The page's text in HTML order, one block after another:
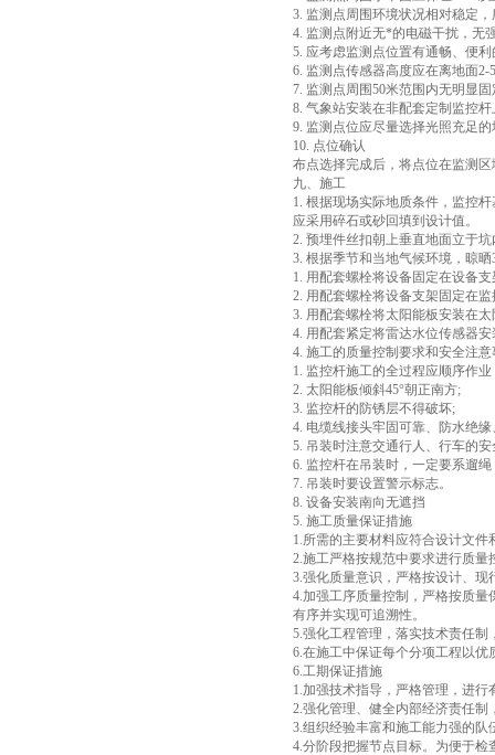
3. 监测点周围环境状况相对稳定
4. 监测点附近无*的电磁干扰，无
5. 应考虑监测点位置有通畅、便
6. 监测点传感器高度应在离地面2-
7. 监测点周围50米范围内无明显
8. 气象站安装在非配套定制监控
9. 监测点位应尽量选择光照充足
10. 点位确认
布点选择完成后，将点位在监测
九、施工
1. 根据现场实际地质条件，监控
应采用碎石或砂回填到设计值。
2. 预埋件丝扣朝上垂直地面立于
3. 根据季节和当地气候环境，晾
1. 用配套螺栓将设备固定在设备
2. 用配套螺栓将设备支架固定在
3. 用配套螺栓将太阳能板安装在
4. 用配套紧定将雷达水位传感器
4. 施工的质量控制要求和安全注意
1. 监控杆施工的全过程应顺序作
2. 太阳能板倾斜45°朝正南方;
3. 监控杆的防锈层不得破坏;
4. 电缆线接头牢固可靠、防水绝
5. 吊装时注意交通行人、行车的安
6. 监控杆在吊装时，一定要系遛
7. 吊装时要设置警示标志。
8. 设备安装南向无遮挡
5. 施工质量保证措施
1.所需的主要材料应符合设计文
2.施工严格按规范中要求进行质
3.强化质量意识，严格按设计、
4.加强工序质量控制，严格按质
有序并实现可追溯性。
5.强化工程管理，落实技术责任
6.在施工中保证每个分项工程以
6.工期保证措施
1.加强技术指导，严格管理，进行
2.强化管理、健全内部经济责任
3.组织经验丰富和施工能力强的
4.分阶段把握节点目标。为便于